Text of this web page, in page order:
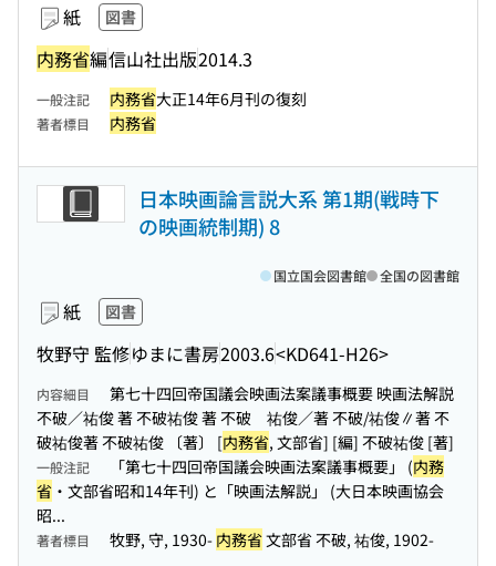
紙 図書
内務省編信山社出版2014.3
一般注記 内務省大正14年6月刊の復刻
著者標目 内務省
日本映画論言説大系 第1期(戦時下
の映画統制期) 8
紙 図書
牧野守 監修ゆまに書房2003.6<KD641-H26>
国立国会図書館 全国の図書館
内容細目
第七十四回帝国議会映画法案議事概要 映画法解説
不破／祐俊 著 不破祐俊 著 不破 祐俊／著 不破/祐俊∥著 不
破祐俊著 不破祐俊 〔著〕 [内務省, 文部省] [編] 不破祐俊 [著]
一般注記 「第七十四回帝国議会映画法案議事概要」 (内務
省 ・文部省昭和14年刊) と「映画法解説」 (大日本映画協会
昭...
著者標目 牧野, 守, 1930- 内務省文部省 不破, 祐俊, 1902-